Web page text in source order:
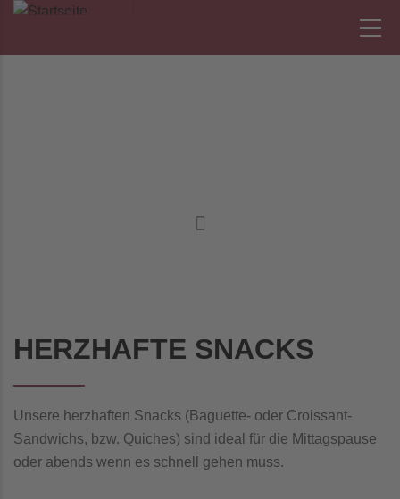
Direkt
Inhalt
HERZHAFTE SNACKS
Unsere herzhaften Snacks (Baguette- oder Croissant-
Sandwichs, bzw. Quiches) sind ideal für die Mittagspause
oder abends wenn es schnell gehen muss.